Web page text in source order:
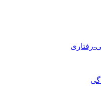
رفتاری